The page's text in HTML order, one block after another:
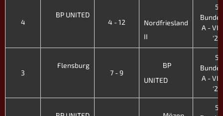
4
BP UNITED
4 - 12
Nordfriesland
II
5.
A -
'24
3
Flensburg
7 - 9
BP
UNITED
5.
A -
'24
5.